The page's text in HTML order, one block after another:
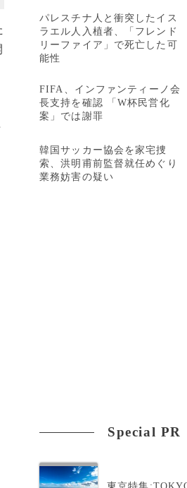
パレスチナ人と衝突したイス
ラエル人入植者、「フレンド
リーファイア」で死亡した可
能性
FIFA、インファンティーノ会
長支持を確認 「W杯民営化
案」では謝罪
韓国サッカー協会を家宅捜
索、洪明甫前監督就任めぐり
業務妨害の疑い
Special PR
東京特集